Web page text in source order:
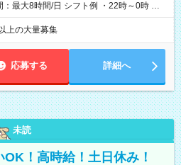
最大8時間/日 シフト例 ・22時～0時 入
をご確認の上、申請してください。
上の大量募集
応募する 詳細へ
未読
！高時給！土日休み！